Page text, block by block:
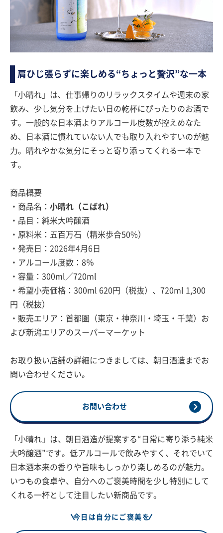
肩ひじ張らずに楽しめる“ちょっと贅沢”な一本
「小晴れ」は、仕事帰りのリラックスタイムや週末の家
飲み、少し気分を上げたい日の乾杯にぴったりのお酒で
す。一般的な日本酒よりアルコール度数が控えめなた
め、日本酒に慣れていない人でも取り入れやすいのが魅
力。晴れやかな気分にそっと寄り添ってくれる一本で
す。
商品概要
・商品名： 小晴れ（こばれ）
・品目：純米大吟醸酒
・原料米：五百万石（精米歩合50%）
・発売日：2026年4月6日
・アルコール度数：8％
・容量：300ml／720ml
・希望小売価格：300ml 620円（税抜）、720ml 1,300
円（税抜）
・販売エリア：首都圏（東京・神奈川・埼玉・千葉）お
よび新潟エリアのスーパーマーケット
お取り扱い店舗の詳細につきましては、朝日酒造までお
問い合わせください。
お問い合わせ
「小晴れ」は、朝日酒造が提案する“日常に寄り添う純米
大吟醸酒”です。低アルコールで飲みやすく、それでいて
日本酒本来の香りや旨味もしっかり楽しめるのが魅力。
いつもの食卓や、自分へのご褒美時間を少し特別にして
くれる一杯として注目したい新商品です。
今日は自分にご褒美を